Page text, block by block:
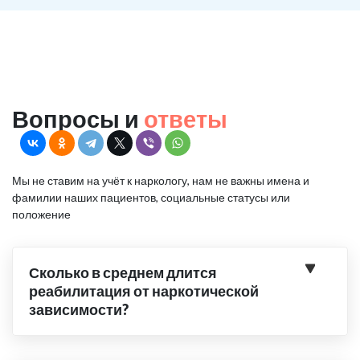
Вопросы и ответы
Мы не ставим на учёт к наркологу, нам не важны имена и
фамилии наших пациентов, социальные статусы или
положение
Сколько в среднем длится
реабилитация от наркотической
зависимости?